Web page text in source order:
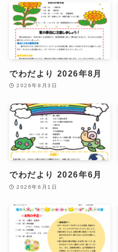
でわだより 2026年8月
2026年8月3日
でわだより 2026年6月
2026年6月1日